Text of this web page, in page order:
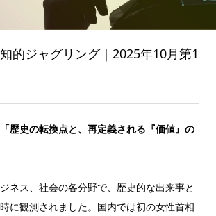
的ジャグリング｜2025年10月第1
「歴史の転換点と、再定義される『価値』の
ネス、社会の各分野で、歴史的な出来事と
に観測されました。国内では初の女性首相